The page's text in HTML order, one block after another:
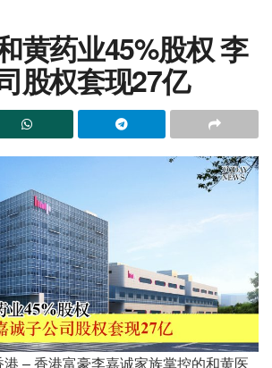
黄药业45%股权 李
股权套现27亿
– 香港富豪李嘉诚家族掌控的和黄医